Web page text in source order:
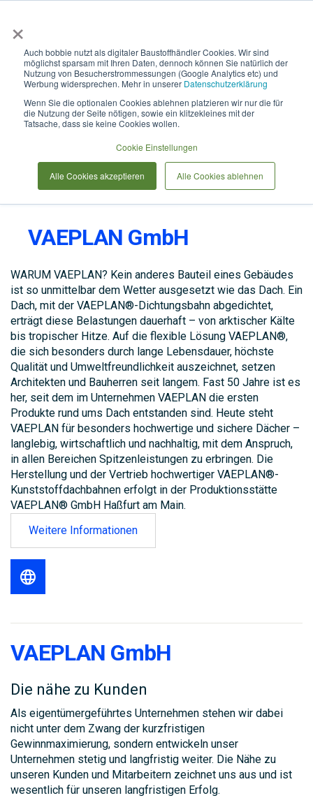
×
Auch bobbie nutzt als digitaler Baustoffhändler Cookies. Wir sind
möglichst sparsam mit Ihren Daten, dennoch können Sie natürlich der
Nutzung von Besucherstrommessungen (Google Analytics etc) und
Werbung widersprechen. Mehr in unserer Datenschutzerklärung
Wenn Sie die optionalen Cookies ablehnen platzieren wir nur die für
die Nutzung der Seite nötigen, sowie ein klitzekleines mit der
Tatsache, dass sie keine Cookies wollen.
Cookie Einstellungen
Alle Cookies akzeptieren Alle Cookies ablehnen
VAEPLAN GmbH
WARUM VAEPLAN? Kein anderes Bauteil eines Gebäudes
ist so unmittelbar dem Wetter ausgesetzt wie das Dach. Ein
Dach, mit der VAEPLAN®-Dichtungsbahn abgedichtet,
erträgt diese Belastungen dauerhaft – von arktischer Kälte
bis tropischer Hitze. Auf die flexible Lösung VAEPLAN®,
die sich besonders durch lange Lebensdauer, höchste
Qualität und Umweltfreundlichkeit auszeichnet, setzen
Architekten und Bauherren seit langem. Fast 50 Jahre ist es
her, seit dem im Unternehmen VAEPLAN die ersten
Produkte rund ums Dach entstanden sind. Heute steht
VAEPLAN für besonders hochwertige und sichere Dächer –
langlebig, wirtschaftlich und nachhaltig, mit dem Anspruch,
in allen Bereichen Spitzenleistungen zu erbringen. Die
Herstellung und der Vertrieb hochwertiger VAEPLAN®-
Kunststoffdachbahnen erfolgt in der Produktionsstätte
VAEPLAN® GmbH Haßfurt am Main.
Weitere Informationen
VAEPLAN GmbH
Die nähe zu Kunden
Als eigentümergeführtes Unternehmen stehen wir dabei
nicht unter dem Zwang der kurzfristigen
Gewinnmaximierung, sondern entwickeln unser
Unternehmen stetig und langfristig weiter. Die Nähe zu
unseren Kunden und Mitarbeitern zeichnet uns aus und ist
wesentlich für unseren langfristigen Erfolg.